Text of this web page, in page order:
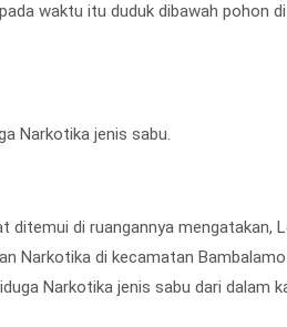
waktu itu duduk dibawah pohon
Narkotika jenis sabu.
ditemui di ruangannya mengatakan,
Narkotika di kecamatan
Narkotika jenis sabu dari dalam